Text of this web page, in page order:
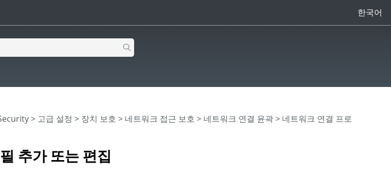
한국어
추가 또는 편집
> 고급 설정 > 장치 보호 > 네트워크 접근 보호 > 네트워크 연결 윤곽> 네트워크 연결 프로